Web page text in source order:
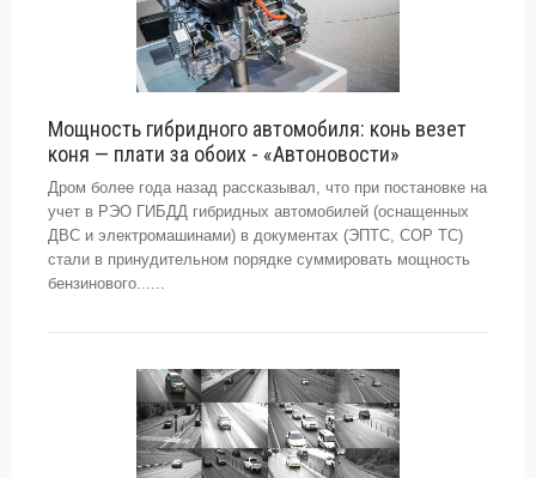
Мощность гибридного автомобиля: конь везет
коня — плати за обоих - «Автоновости»
Дром более года назад рассказывал, что при постановке на
учет в РЭО ГИБДД гибридных автомобилей (оснащенных
ДВС и электромашинами) в документах (ЭПТС, СОР ТС)
стали в принудительном порядке суммировать мощность
бензинового......